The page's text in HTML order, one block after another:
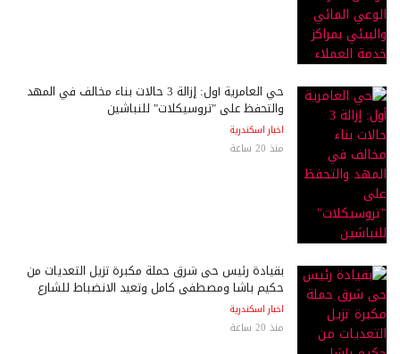
حي العامرية أول: إزالة 3 حالات بناء مخالف في المهد
والتحفظ على "تروسيكلات" للنباشين
اخبار اسكندرية
منذ 20 ساعة
بقيادة رئيس حى شرق حملة مكبرة تزيل التعديات من
حكيم باشا ومصطفى كامل وتعيد الانضباط للشارع
اخبار اسكندرية
منذ 20 ساعة